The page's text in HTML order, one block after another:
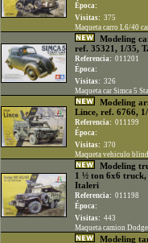
Época:
Visitas: 375
Maqueta carro L6/40
Modeling
ref. 35321, 1/35,
Referencia: 011201
Época:
Visitas: 326
Maqueta car Simca 5
Modeling
Lince, ref. 6766,
Referencia: 011199
Época:
Visitas: 370
Maqueta vehiculo
Modeling
1 ½ ton 6x6 truck,
Italeri
Referencia: 011198
Época:
Visitas: 443
Maqueta camion
Modeling